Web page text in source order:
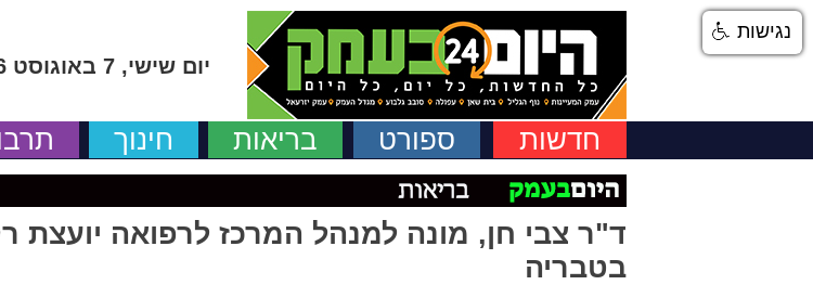
יום שישי, 7 באוגוסט 2026
חדשות ספורט בריאות חינוך
ד"ר צבי חן, מונה למנהל המרכז לרפואה יועצת
בטבריה
נגישות